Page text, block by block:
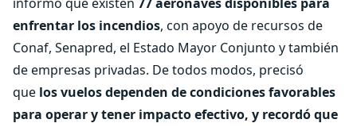
enfrentar los incendios, con apoyo de recursos de
Conaf, Senapred, el Estado Mayor Conjunto y también
de empresas privadas. De todos modos, precisó
que los vuelos dependen de condiciones favorables
para operar y tener impacto efectivo, y recordó que